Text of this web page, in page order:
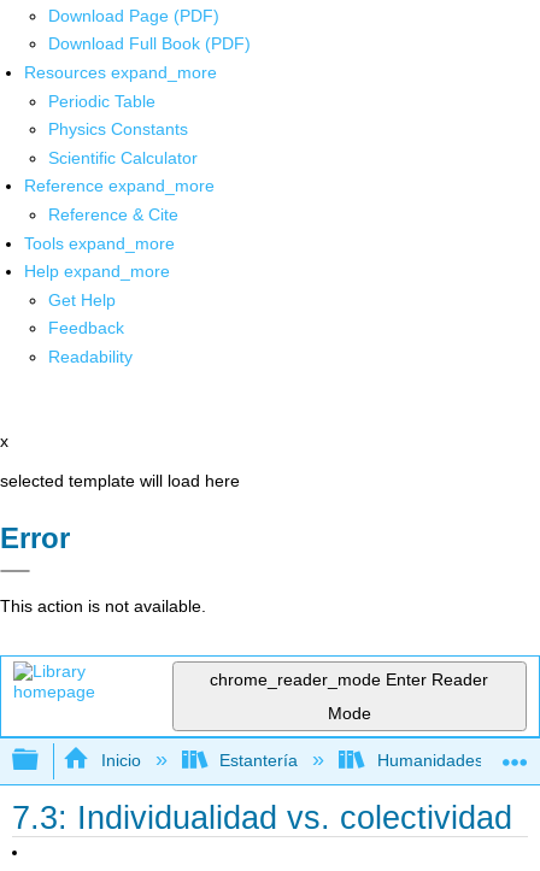
Download Page (PDF)
Download Full Book (PDF)
Resources expand_more
Periodic Table
Physics Constants
Scientific Calculator
Reference expand_more
Reference & Cite
Tools expand_more
Help expand_more
Get Help
Feedback
Readability
x
selected template will load here
Error
This action is not available.
chrome_reader_mode Enter Reader
Mode
Expandir/contraer jerarquía global
Inicio Estantería Humanidades
7.3: Individualidad vs. colectividad